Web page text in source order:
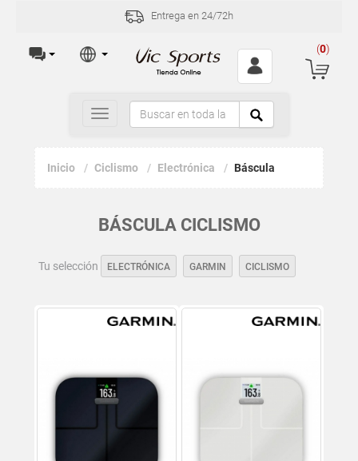
Entrega en 24/72h
(0)
Toggle
navigation
Inicio Ciclismo Electrónica Báscula
BÁSCULA CICLISMO
Tu selección ELECTRÓNICA GARMIN CICLISMO